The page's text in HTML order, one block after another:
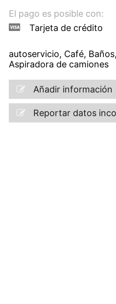
El pago es posible con:
Tarjeta de crédito
autoservicio, Café,
Aspiradora de camiones
Añadir información
Reportar datos